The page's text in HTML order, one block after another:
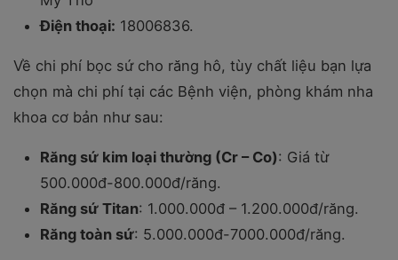
Điện thoại: 18006836.
Về chi phí bọc sứ cho răng hô, tùy chất liệu bạn lựa
chọn mà chi phí tại các Bệnh viện, phòng khám nha
khoa cơ bản như sau:
Răng sứ kim loại thường (Cr – Co): Giá từ
500.000đ-800.000đ/răng.
Răng sứ Titan: 1.000.000đ – 1.200.000đ/răng.
Răng toàn sứ: 5.000.000đ-7000.000đ/răng.